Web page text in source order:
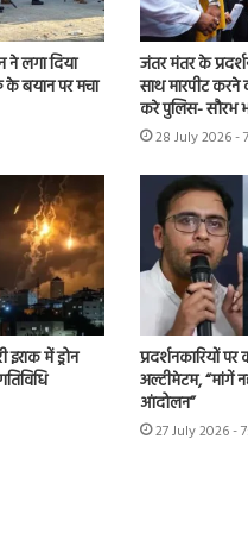
ने लगा दिया
के बयान पर मचा
जंतर मंतर के
साथ मारपीट करने
करे पुलिस- सौरभ
28 July 2026 -
इराक में ड्रोन
प्रदर्शनकारियों
अल्टीमेटम, “मांगें
आंदोलन”
27 July 2026 -